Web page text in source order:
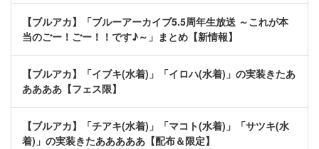
【ブルアカ】「ブルーアーカイブ5.5周年生放送 ～これが本
当のごー！ごー！！です♪～」まとめ【新情報】
【ブルアカ】「イブキ(水着)」「イロハ(水着)」の実装きたあ
ああああ【フェス限】
【ブルアカ】「チアキ(水着)」「マコト(水着)」「サツキ(水
着)」の実装きたあああああ【配布＆限定】